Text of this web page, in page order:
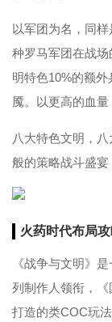
以军团为名，同
种罗马军团在战
明特色10%的额
魇。以更高的血
八大特色文明，
般的策略战斗盛宴
火药时代布局
《战争与文明》
列制作人领衔，
打造的类COC玩